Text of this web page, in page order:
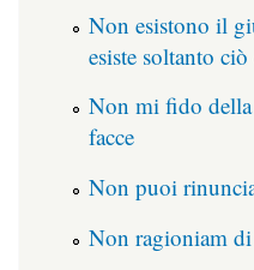
Non esistono il
esiste soltanto
Non mi fido della
facce
Non puoi
Non ragioniam di